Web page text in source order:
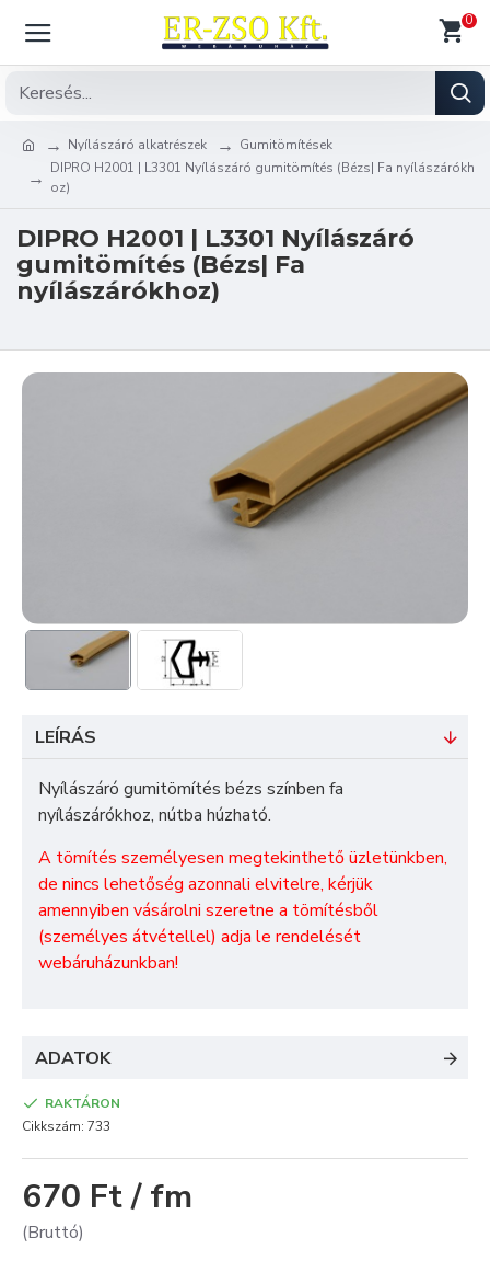
0
Nyílászáró alkatrészek
Gumitömítések
DIPRO H2001 | L3301 Nyílászáró gumitömítés (Bézs| Fa nyílászárókh
oz)
DIPRO H2001 | L3301 Nyílászáró
gumitömítés (Bézs| Fa
nyílászárókhoz)
LEÍRÁS
Nyílászáró gumitömítés bézs színben fa
nyílászárókhoz, nútba húzható.
A tömítés személyesen megtekinthető üzletünkben,
de nincs lehetőség azonnali elvitelre, kérjük
amennyiben vásárolni szeretne a tömítésből
(személyes átvétellel) adja le rendelését
webáruházunkban!
ADATOK
670 Ft / fm
(Bruttó)
RAKTÁRON
Cikkszám: 733